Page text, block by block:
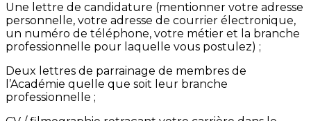
Une lettre de candidature (mentionner votre adresse
personnelle, votre adresse de courrier électronique,
un numéro de téléphone, votre métier et la branche
professionnelle pour laquelle vous postulez) ;
Deux lettres de parrainage de membres de
l’Académie quelle que soit leur branche
professionnelle ;